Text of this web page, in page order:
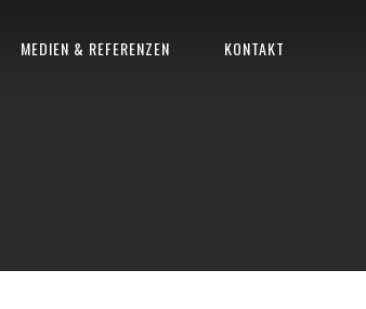
MEDIEN & REFERENZEN KONTAKT